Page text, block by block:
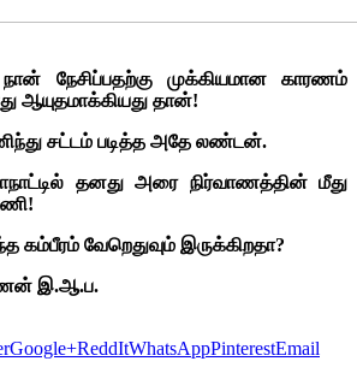
நேசிப்பதற்கு முக்கியமான காரணம்
ஆயுதமாக்கியது தான்!
சட்டம் படித்த அதே லண்டன்.
தனது அரை நிர்வாணத்தின் மீது
கம்பீரம் வேறெதுவும் இருக்கிறதா?
இ.ஆ.ப.
Google+ReddItWhatsAppPinterestEmail